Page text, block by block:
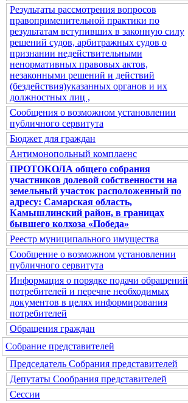
Результаты рассмотрения вопросов
правоприменительной практики по
результатам вступивших в законную силу
решений судов, арбитражных судов о
признании недействительными
ненормативных правовых актов,
незаконными решений и действий
(бездействия)указанных органов и их
должностных лиц ,
Сообщения о возможном установлении
публичного сервитута
Бюджет для граждан
Антимонопольный комплаенс
ПРОТОКОЛА общего собрания
участников долевой собственности на
земельный участок расположенный по
адресу: Самарская область,
Камышлинский район, в границах
бывшего колхоза «Победа»
Реестр муниципального имущества
Сообщение о возможном установлении
публичного сервитута
Информация о порядке подачи обращений
потребителей и перечне необходимых
документов в целях информирования
потребителей
Обращения граждан
Собрание представителей
Председатель Собрания представителей
Депутаты Сообрания представителей
Сессии